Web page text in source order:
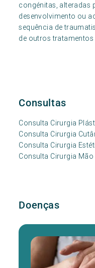
congénitas, alteradas
desenvolvimento ou
sequência de
de outros
Consultas
Consulta Cirurgia
Consulta Cirurgia
Consulta Cirurgia
Consulta Cirurgia Mão
Doenças